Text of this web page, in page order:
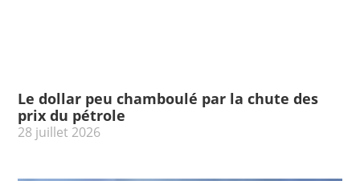
Le dollar peu chamboulé par la chute des
prix du pétrole
28 juillet 2026